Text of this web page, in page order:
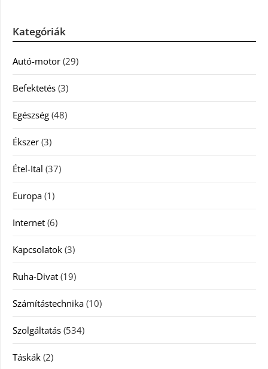
Kategóriák
Autó-motor (29)
Befektetés (3)
Egészség (48)
Ékszer (3)
Étel-Ital (37)
Europa (1)
Internet (6)
Kapcsolatok (3)
Ruha-Divat (19)
Számítástechnika (10)
Szolgáltatás (534)
Táskák (2)